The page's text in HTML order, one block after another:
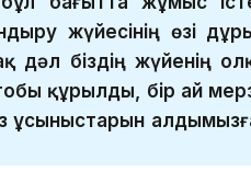
жүйесінің өзі
дәл біздің жүйенің
құрылды, бір ай
ұсыныстарын